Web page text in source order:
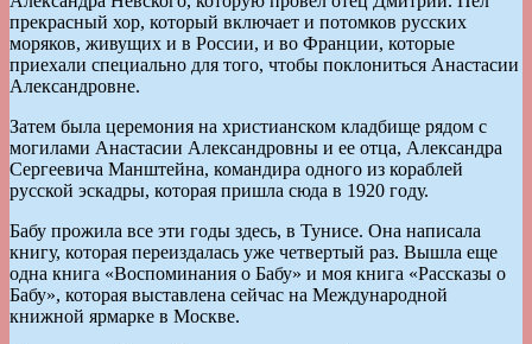
прекрасный хор, который включает и потомков русских
моряков, живущих и в России, и во Франции, которые
приехали специально для того, чтобы поклониться Анастасии
Александровне.
Затем была церемония на христианском кладбище рядом с
могилами Анастасии Александровны и ее отца, Александра
Сергеевича Манштейна, командира одного из кораблей
русской эскадры, которая пришла сюда в 1920 году.
Бабу прожила все эти годы здесь, в Тунисе. Она написала
книгу, которая переиздалась уже четвертый раз. Вышла еще
одна книга «Воспоминания о Бабу» и моя книга «Рассказы о
Бабу», которая выставлена сейчас на Международной
книжной ярмарке в Москве.